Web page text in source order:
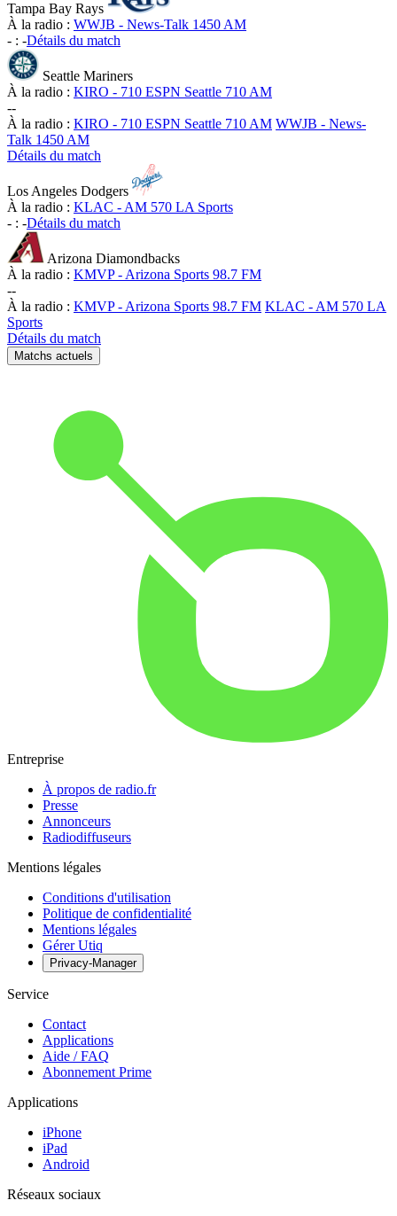
Tampa Bay Rays
À la radio : WWJB - News-Talk 1450 AM
- : -Détails du match
Seattle Mariners
À la radio : KIRO - 710 ESPN Seattle 710 AM
--
À la radio : KIRO - 710 ESPN Seattle 710 AM WWJB - News-
Talk 1450 AM
Détails du match
Los Angeles Dodgers
À la radio : KLAC - AM 570 LA Sports
- : -Détails du match
Arizona Diamondbacks
À la radio : KMVP - Arizona Sports 98.7 FM
--
À la radio : KMVP - Arizona Sports 98.7 FM KLAC - AM 570 LA
Sports
Détails du match
Matchs actuels
Entreprise
À propos de radio.fr
Presse
Annonceurs
Radiodiffuseurs
Mentions légales
Conditions d'utilisation
Politique de confidentialité
Mentions légales
Gérer Utiq
Privacy-Manager
Service
Contact
Applications
Aide / FAQ
Abonnement Prime
Applications
iPhone
iPad
Android
Réseaux sociaux